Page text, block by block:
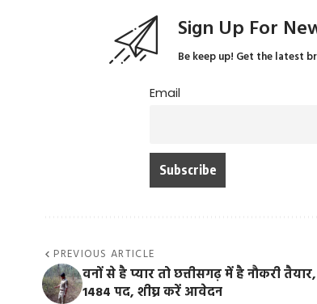
Sign Up For
Be keep up! Get the latest
Email
PREVIOUS ARTICLE
वनों से है प्यार तो छत्तीसगढ़ में है नौकरी
1484 पद, शीघ्र करें आवेदन